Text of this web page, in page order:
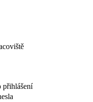
přihlášení